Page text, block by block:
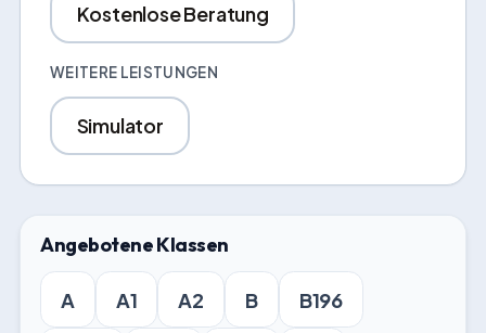
Kostenlose Beratung
WEITERE LEISTUNGEN
Simulator
Angebotene Klassen
A A1 A2 B B196